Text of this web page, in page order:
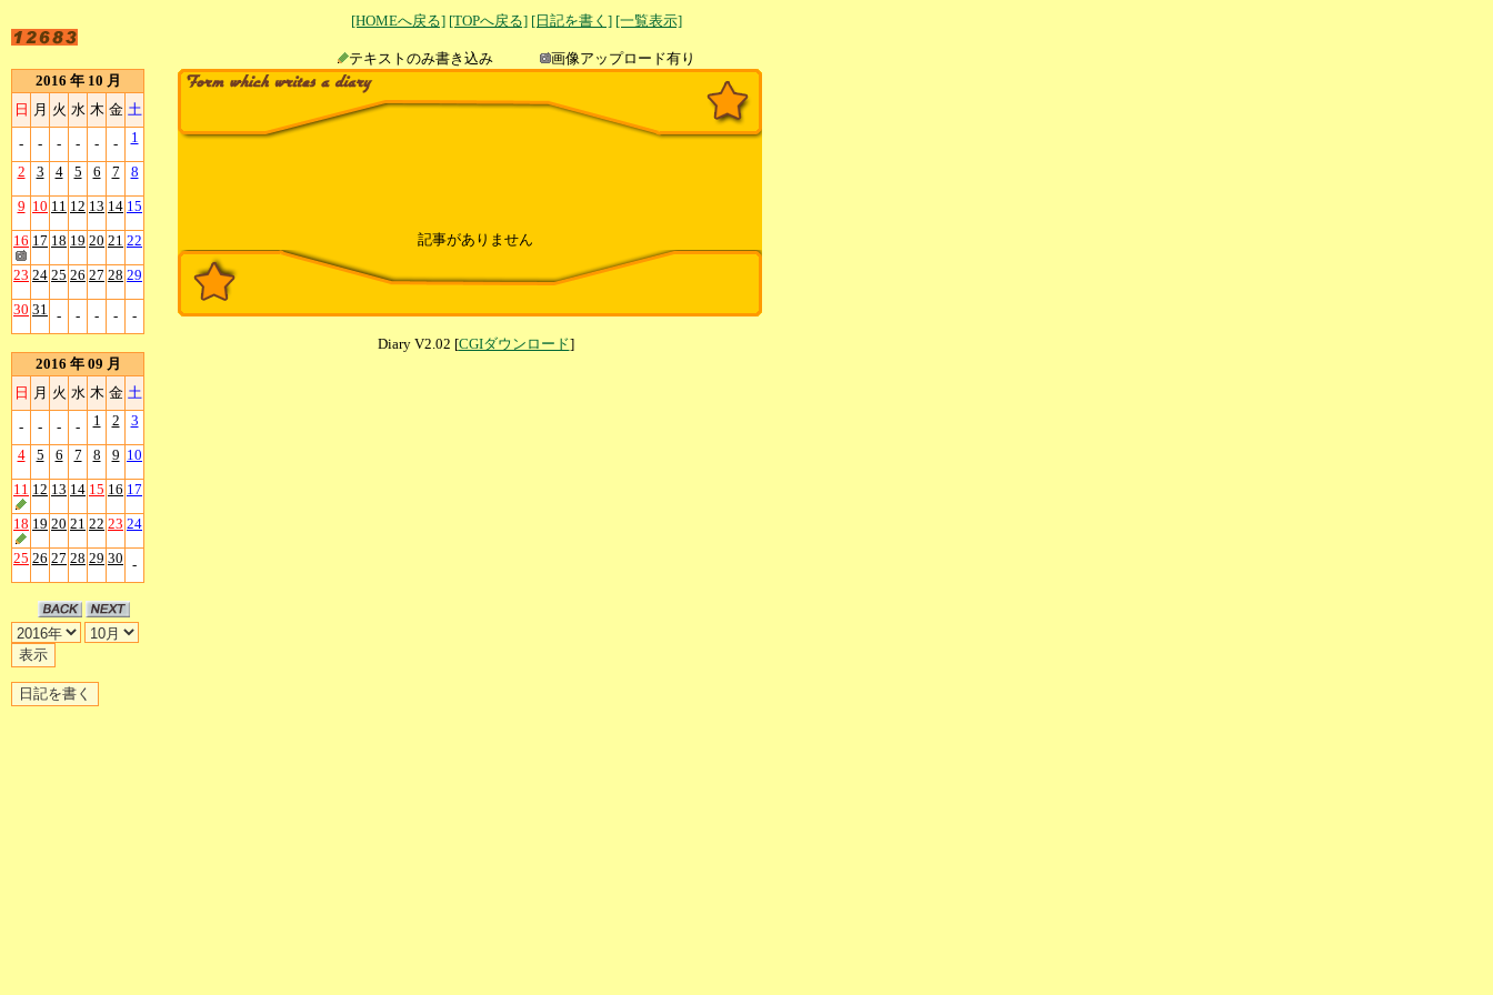
[HOMEへ戻る] [TOPへ戻る] [日記を書く] [一覧表示]
テキストのみ書き込み
画像アップロード有り
2016 年 10 月
日 月 火 水 木 金 土
- - - - - - 1
2 3 4 5 6 7 8
9 10 11 12 13 14 15
16 17 18 19 20 21 22
23 24 25 26 27 28 29
30 31 - - - - -
2016 年 09 月
日 月 火 水 木 金 土
- - - - 1 2 3
4 5 6 7 8 9 10
11 12 13 14 15 16 17
18 19 20 21 22 23 24
25 26 27 28 29 30 -
記事がありません
Diary V2.02 [CGIダウンロード]